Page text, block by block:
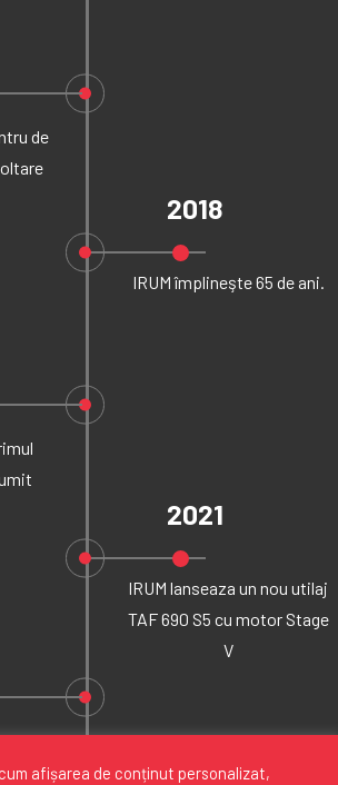
de
2018
IRUM împlineşte 65 de ani.
2021
IRUM lanseaza un nou utilaj
TAF 690 S5 cu motor Stage
V
afișarea de conținut personalizat,